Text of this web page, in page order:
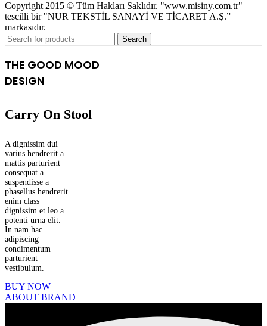
Copyright 2015 © Tüm Hakları Saklıdır. "www.misiny.com.tr"
tescilli bir "NUR TEKSTİL SANAYİ VE TİCARET A.Ş.”
markasıdır.
Search
THE GOOD MOOD
DESIGN
Carry On Stool
A dignissim dui
varius hendrerit a
mattis parturient
consequat a
suspendisse a
phasellus hendrerit
enim class
dignissim et leo a
potenti urna elit.
In nam hac
adipiscing
condimentum
parturient
vestibulum.
BUY NOW
ABOUT BRAND